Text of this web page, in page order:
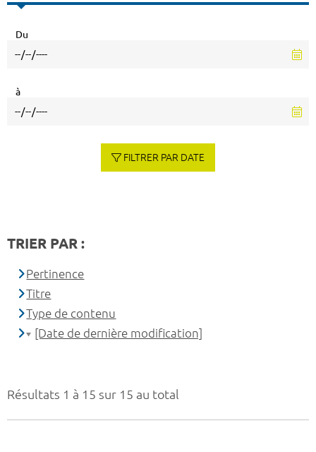
Résultats 1 à 15 sur 15 au total
Du
à
FILTRER PAR DATE
TRIER PAR :
Pertinence
Titre
Type de contenu
[Date de dernière modification]